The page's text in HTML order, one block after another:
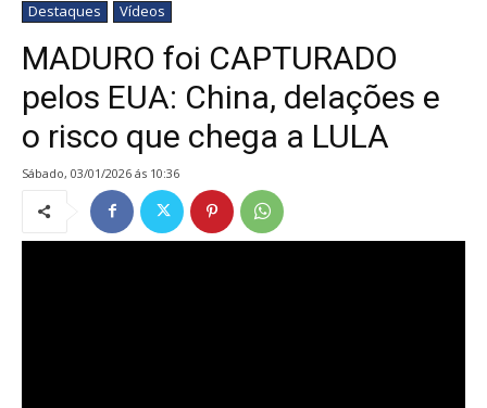
Destaques Vídeos
MADURO foi CAPTURADO
pelos EUA: China, delações e
o risco que chega a LULA
sábado, 03/01/2026 ás 10:36